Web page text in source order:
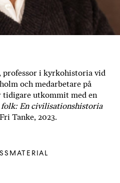
b
ö
c
o
n
l
i
h
i kyrkohistoria vid
och medarbetare på
tidigare utkommit med en
folk: En civilisationshistoria
Tanke, 2023.